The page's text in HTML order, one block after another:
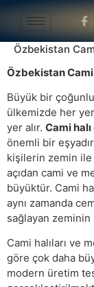
Özbekistan
Özbekistan Cami
Büyük bir
ülkemizde her
yer alır. Cami halı
önemli bir
kişilerin zemin ile
açıdan cami ve
büyüktür. Cami
aynı zamanda
sağlayan zeminin
Cami halıları ve
göre çok daha
modern üretim